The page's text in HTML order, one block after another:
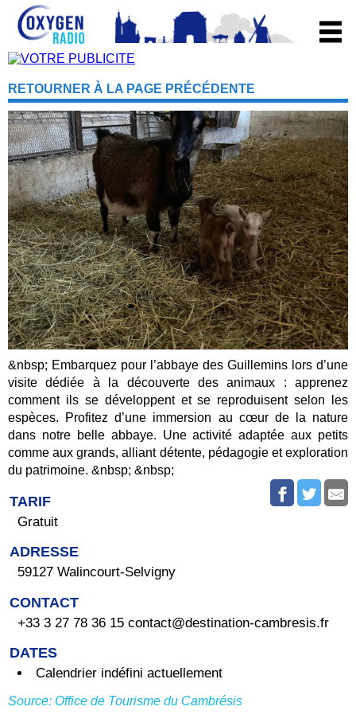
RETOURNER À LA PAGE PRÉCÉDENTE
&nbsp; Embarquez pour l’abbaye des Guillemins lors d’une
visite dédiée à la découverte des animaux : apprenez
comment ils se développent et se reproduisent selon les
espèces. Profitez d’une immersion au cœur de la nature
dans notre belle abbaye. Une activité adaptée aux petits
comme aux grands, alliant détente, pédagogie et exploration
du patrimoine. &nbsp; &nbsp;
TARIF
Gratuit
ADRESSE
59127 Walincourt-Selvigny
CONTACT
+33 3 27 78 36 15 contact@destination-cambresis.fr
DATES
Calendrier indéfini actuellement
Source: Office de Tourisme du Cambrésis